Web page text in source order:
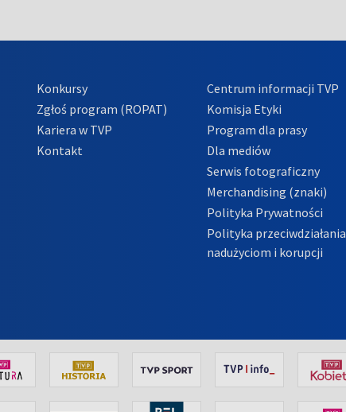
Konkursy
Zgłoś program (ROPAT)
Kariera w TVP
Kontakt
Centrum informacji TVP
Komisja Etyki
Program dla prasy
Dla mediów
Serwis fotograficzny
Merchandising (znaki)
Polityka Prywatności
Polityka przeciwdziałania
nadużyciom i korupcji